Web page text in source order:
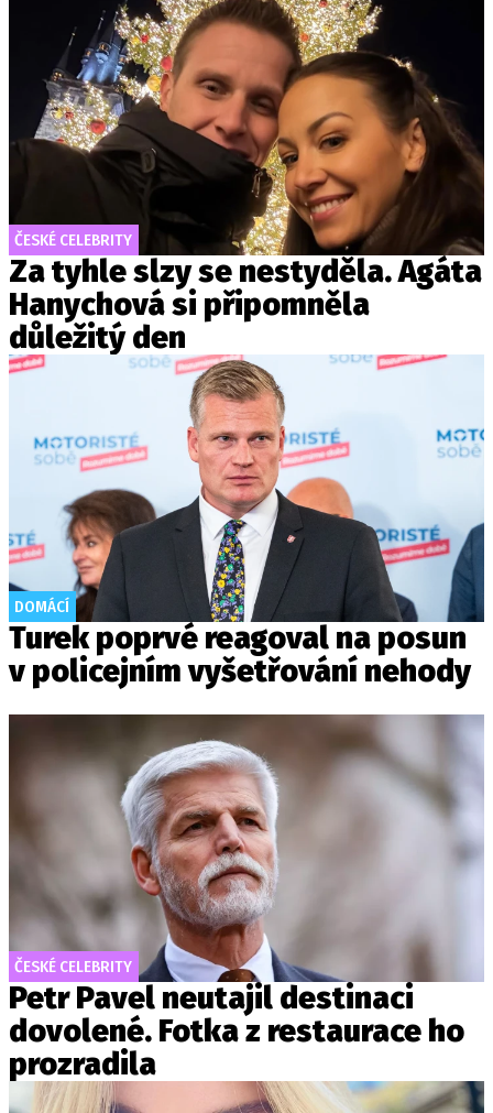
ČESKÉ CELEBRITY
Za tyhle slzy se nestyděla. Agáta
Hanychová si připomněla
důležitý den
DOMÁCÍ
Turek poprvé reagoval na posun
v policejním vyšetřování nehody
ČESKÉ CELEBRITY
Petr Pavel neutajil destinaci
dovolené. Fotka z restaurace ho
prozradila